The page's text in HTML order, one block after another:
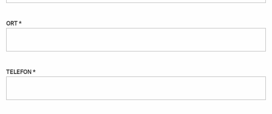
ORT *
TELEFON *